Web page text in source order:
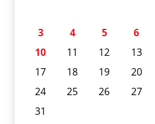
3
4 5 6
10
11 12 13
17
18 19 20
24
25 26 27
31